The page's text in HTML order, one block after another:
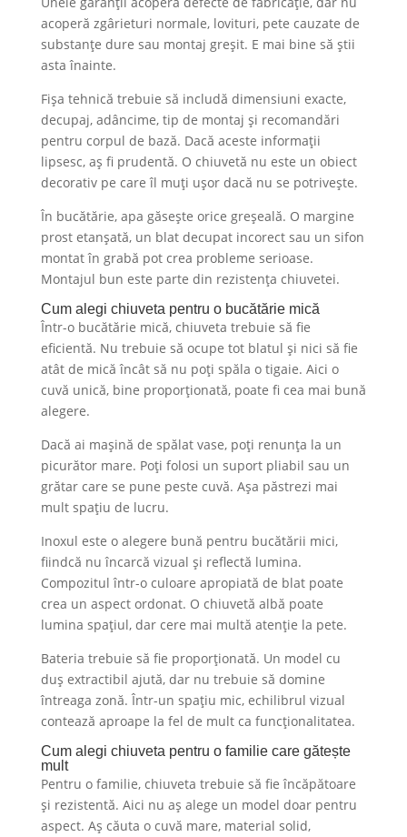
acoperă zgârieturi normale, lovituri, pete cauzate de
substanțe dure sau montaj greșit. E mai bine să știi
asta înainte.
Fișa tehnică trebuie să includă dimensiuni exacte,
decupaj, adâncime, tip de montaj și recomandări
pentru corpul de bază. Dacă aceste informații
lipsesc, aș fi prudentă. O chiuvetă nu este un obiect
decorativ pe care îl muți ușor dacă nu se potrivește.
În bucătărie, apa găsește orice greșeală. O margine
prost etanșată, un blat decupat incorect sau un sifon
montat în grabă pot crea probleme serioase.
Montajul bun este parte din rezistența chiuvetei.
Cum alegi chiuveta pentru o bucătărie mică
Într-o bucătărie mică, chiuveta trebuie să fie
eficientă. Nu trebuie să ocupe tot blatul și nici să fie
atât de mică încât să nu poți spăla o tigaie. Aici o
cuvă unică, bine proporționată, poate fi cea mai bună
alegere.
Dacă ai mașină de spălat vase, poți renunța la un
picurător mare. Poți folosi un suport pliabil sau un
grătar care se pune peste cuvă. Așa păstrezi mai
mult spațiu de lucru.
Inoxul este o alegere bună pentru bucătării mici,
fiindcă nu încarcă vizual și reflectă lumina.
Compozitul într-o culoare apropiată de blat poate
crea un aspect ordonat. O chiuvetă albă poate
lumina spațiul, dar cere mai multă atenție la pete.
Bateria trebuie să fie proporționată. Un model cu
duș extractibil ajută, dar nu trebuie să domine
întreaga zonă. Într-un spațiu mic, echilibrul vizual
contează aproape la fel de mult ca funcționalitatea.
Cum alegi chiuveta pentru o familie care gătește
mult
Pentru o familie, chiuveta trebuie să fie încăpătoare
și rezistentă. Aici nu aș alege un model doar pentru
aspect. Aș căuta o cuvă mare, material solid,